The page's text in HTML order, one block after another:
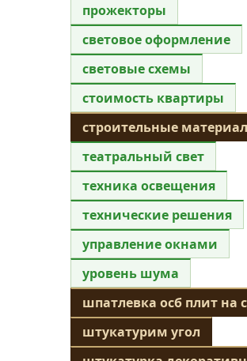
прожекторы
световое оформление
световые схемы
стоимость квартиры
строительные
театральный свет
техника освещения
технические решения
управление окнами
уровень шума
шпатлевка осб плит на
штукатурим угол